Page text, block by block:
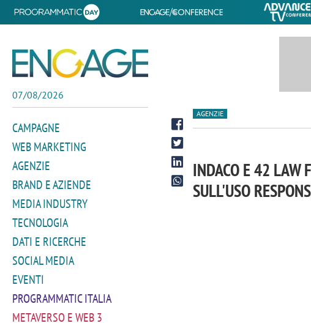
07/08/2026
CAMPAGNE
WEB MARKETING
AGENZIE
BRAND E AZIENDE
MEDIA INDUSTRY
TECNOLOGIA
DATI E RICERCHE
SOCIAL MEDIA
EVENTI
PROGRAMMATIC ITALIA
METAVERSO E WEB 3
AGENZIE
INDACO E 42 LAW
SULL'USO